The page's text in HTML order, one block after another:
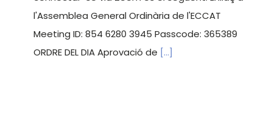
l'Assemblea General Ordinària de l'ECCAT
Meeting ID: 854 6280 3945 Passcode: 365389
ORDRE DEL DIA Aprovació de [...]